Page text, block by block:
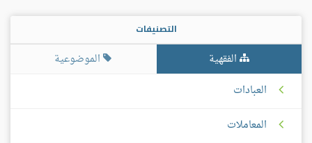
التصنيفات
الفقهية
الموضوعية
العبادات
المعاملات